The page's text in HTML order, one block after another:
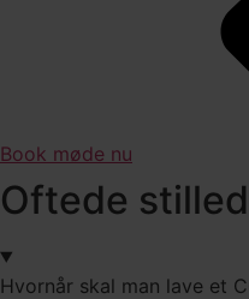
Book møde nu
Oftede
Hvornår skal man lave et